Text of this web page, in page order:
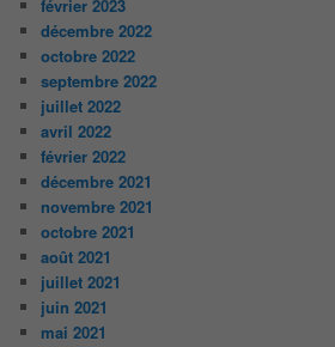
février 2023
décembre 2022
octobre 2022
septembre 2022
juillet 2022
avril 2022
février 2022
décembre 2021
novembre 2021
octobre 2021
août 2021
juillet 2021
juin 2021
mai 2021